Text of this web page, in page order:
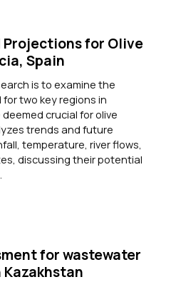
Projections for Olive
Spain
is to examine the
two key regions in
crucial for olive
trends and future
temperature, river flows,
discussing their potential
for wastewater